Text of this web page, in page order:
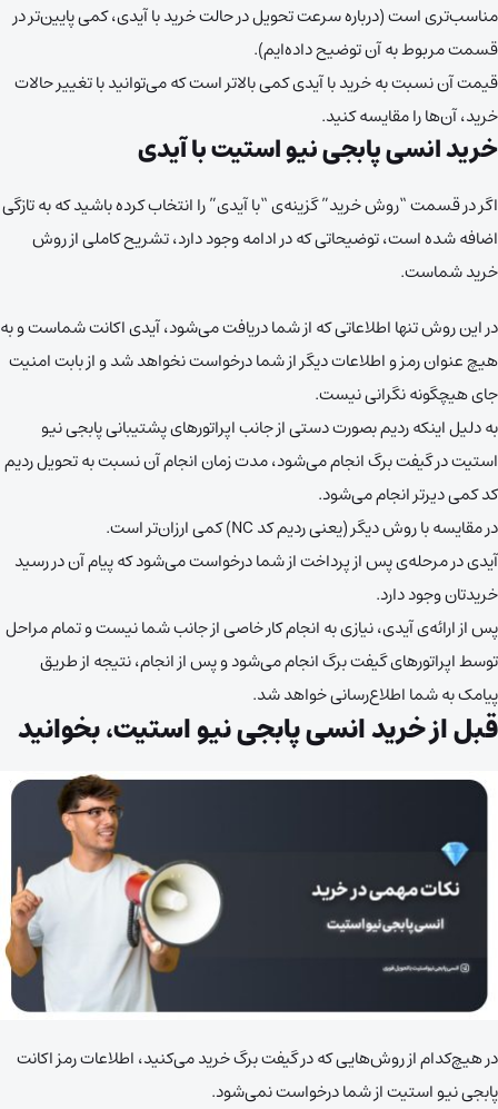
مناسب‌تری است (درباره سرعت تحویل در حالت خرید با آیدی، کمی پایین‌تر در
قسمت مربوط به آن توضیح داده‌ایم).
قیمت آن نسبت به خرید با آیدی کمی بالاتر است که می‌توانید با تغییر حالات
خرید، آن‌ها را مقایسه کنید.
خرید انسی پابجی نیو استیت با آیدی
اگر در قسمت “روش خرید” گزینه‌ی “با آیدی” را انتخاب کرده باشید که به تازگی
اضافه شده است، توضیحاتی که در ادامه وجود دارد، تشریح کاملی از روش
خرید شماست.
در این روش تنها اطلاعاتی که از شما دریافت می‌شود، آیدی اکانت شماست و به
هیچ عنوان رمز و اطلاعات دیگر از شما درخواست نخواهد شد و از بابت امنیت
جای هیچگونه نگرانی نیست.
به دلیل اینکه ردیم بصورت دستی از جانب اپراتورهای پشتیبانی پابجی نیو
استیت در گیفت برگ انجام می‌شود، مدت زمان انجام آن نسبت به تحویل ردیم
کد کمی دیرتر انجام می‌شود.
در مقایسه با روش دیگر (یعنی ردیم کد NC) کمی ارزان‌تر است.
آیدی در مرحله‌ی پس از پرداخت از شما درخواست می‌شود که پیام آن در رسید
خریدتان وجود دارد.
پس از ارائه‌ی آیدی، نیازی به انجام کار خاصی از جانب شما نیست و تمام مراحل
توسط اپراتورهای گیفت برگ انجام می‌شود و پس از انجام، نتیجه از طریق
پیامک به شما اطلاع‌رسانی خواهد شد.
قبل از خرید انسی پابجی نیو استیت، بخوانید
در هیچ‌کدام از روش‌هایی که در گیفت برگ خرید می‌کنید، اطلاعات رمز اکانت
پابجی نیو استیت از شما درخواست نمی‌شود.